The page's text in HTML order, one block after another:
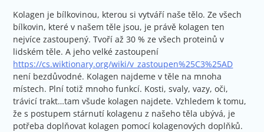
Kolagen je bílkovinou, kterou si vytváří naše tělo. Ze všech
bílkovin, které v našem těle jsou, je právě kolagen ten
nejvíce zastoupený. Tvoří až 30 % ze všech proteinů v
lidském těle. A jeho velké zastoupení
https://cs.wiktionary.org/wiki/v_zastoupen%25C3%25AD
není bezdůvodné. Kolagen najdeme v těle na mnoha
místech. Plní totiž mnoho funkcí. Kosti, svaly, vazy, oči,
trávicí trakt…tam všude kolagen najdete.Vzhledem k tomu,
že s postupem stárnutí kolagenu z našeho těla ubývá, je
potřeba doplňovat kolagen pomocí kolagenových doplňků.